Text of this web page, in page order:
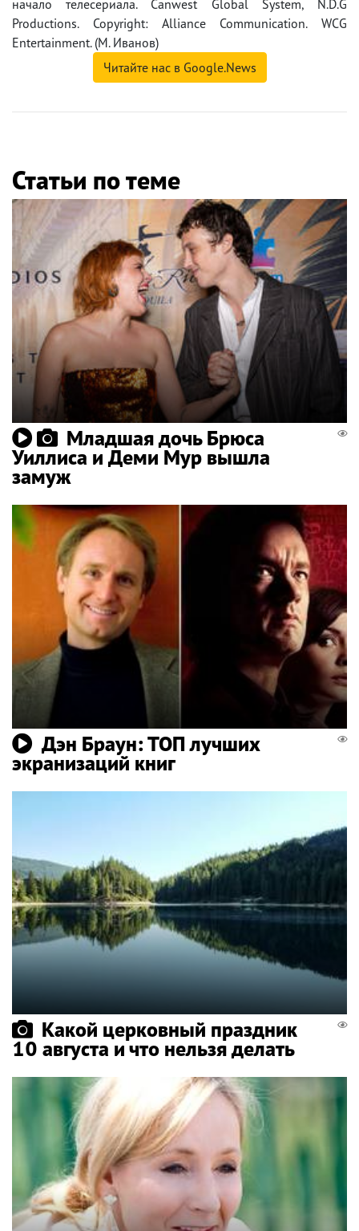
начало телесериала. Canwest Global System, N.D.G
Productions. Copyright: Alliance Communication. WCG
Entertainment. (М. Иванов)
Читайте нас в Google.News
Статьи по теме
Младшая дочь Брюса
Уиллиса и Деми Мур вышла
замуж
Дэн Браун: ТОП лучших
экранизаций книг
Какой церковный праздник
10 августа и что нельзя делать